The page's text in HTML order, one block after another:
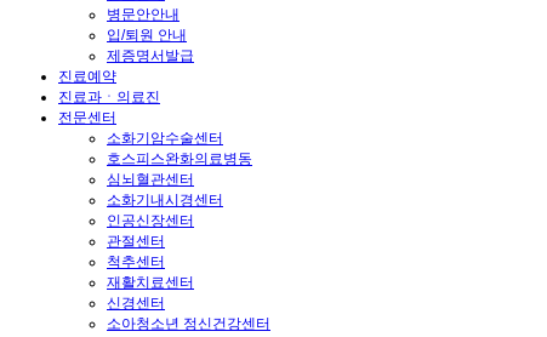
병문안안내
입/퇴원 안내
제증명서발급
진료예약
진료과ㆍ의료진
전문센터
소화기암수술센터
호스피스완화의료병동
심뇌혈관센터
소화기내시경센터
인공신장센터
관절센터
척추센터
재활치료센터
신경센터
소아청소년 정신건강센터